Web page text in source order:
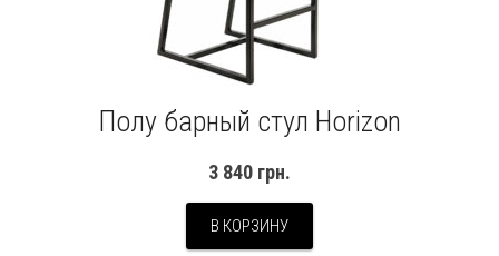
Полу барный стул Horizon
3 840 грн.
В КОРЗИНУ